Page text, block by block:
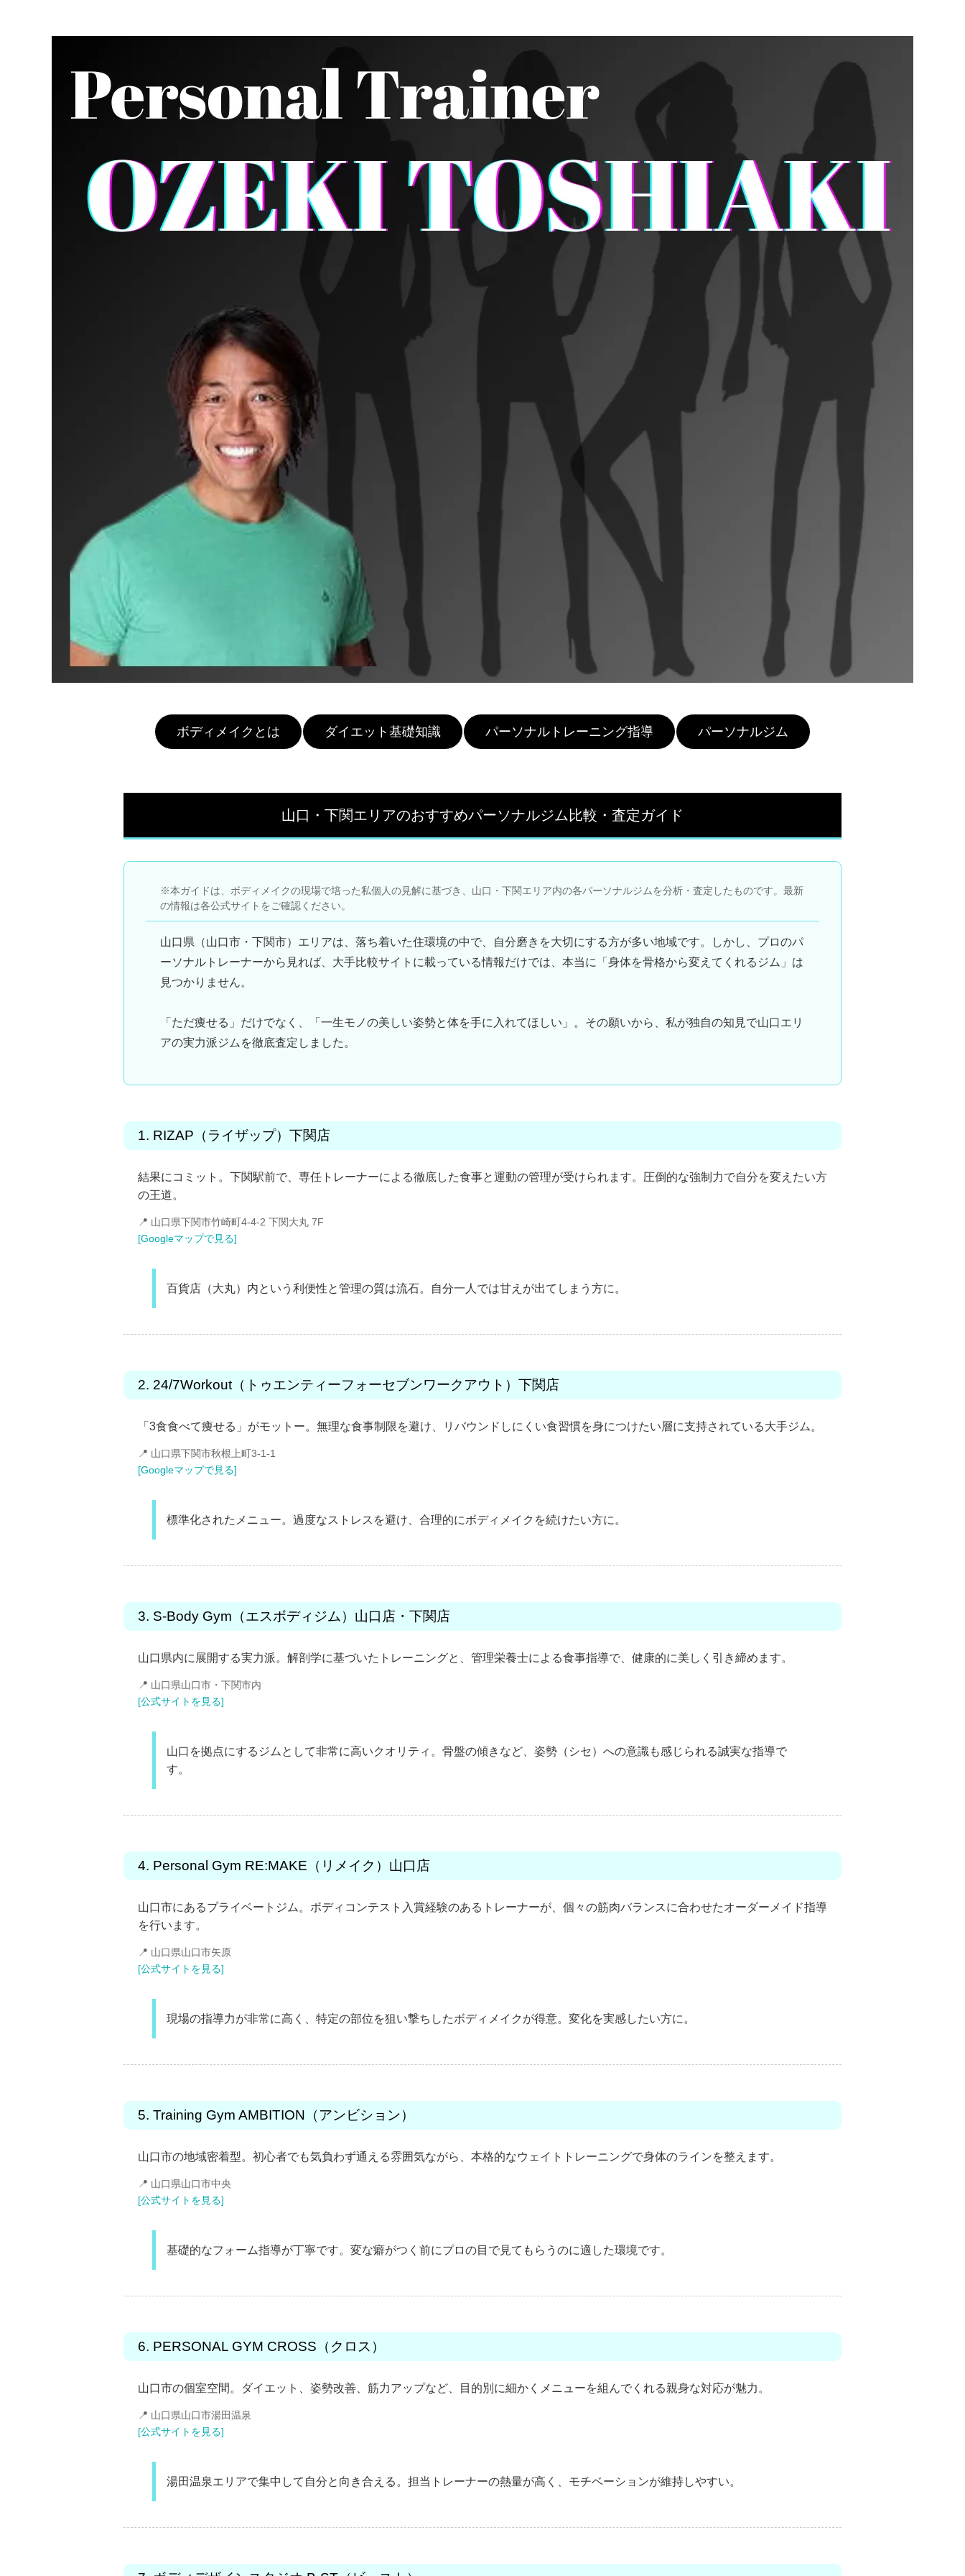
ボディメイクとは ダイエット基礎知識 パーソナルトレーニング指導 パーソナルジム
山口・下関エリアのおすすめパーソナルジム比較・査定ガイド
※本ガイドは、ボディメイクの現場で培った私個人の見解に基づき、山口・下関エリア内の各パーソナルジムを分析・査定したものです。最新
の情報は各公式サイトをご確認ください。
山口県（山口市・下関市）エリアは、落ち着いた住環境の中で、自分磨きを大切にする方が多い地域です。しかし、プロのパ
ーソナルトレーナーから見れば、大手比較サイトに載っている情報だけでは、本当に「身体を骨格から変えてくれるジム」は
見つかりません。
「ただ痩せる」だけでなく、 「一生モノの美しい姿勢と体を手に入れてほしい」
。その願いから、私が独自の知見で山口エリ
アの実力派ジムを徹底査定しました。
1. RIZAP（ライザップ）下関店
結果にコミット。下関駅前で、専任トレーナーによる徹底した食事と運動の管理が受けられます。圧倒的な強制力で自分を変えたい方
の王道。
📍 山口県下関市竹崎町4-4-2 下関大丸 7F
[Googleマップで見る]
百貨店（大丸）内という利便性と管理の質は流石。自分一人では甘えが出てしまう方に。
2. 24/7Workout（トゥエンティーフォーセブンワークアウト）下関店
「3食食べて痩せる」がモットー。無理な食事制限を避け、リバウンドしにくい食習慣を身につけたい層に支持されている大手ジム。
📍 山口県下関市秋根上町3-1-1
[Googleマップで見る]
標準化されたメニュー。過度なストレスを避け、合理的にボディメイクを続けたい方に。
3. S-Body Gym（エスボディジム）山口店・下関店
山口県内に展開する実力派。解剖学に基づいたトレーニングと、管理栄養士による食事指導で、健康的に美しく引き締めます。
📍 山口県山口市・下関市内
[公式サイトを見る]
山口を拠点にするジムとして非常に高いクオリティ。骨盤の傾きなど、姿勢（シセ）への意識も感じられる誠実な指導で
す。
4. Personal Gym RE:MAKE（リメイク）山口店
山口市にあるプライベートジム。ボディコンテスト入賞経験のあるトレーナーが、個々の筋肉バランスに合わせたオーダーメイド指導
を行います。
📍 山口県山口市矢原
[公式サイトを見る]
現場の指導力が非常に高く、特定の部位を狙い撃ちしたボディメイクが得意。変化を実感したい方に。
5. Training Gym AMBITION（アンビション）
山口市の地域密着型。初心者でも気負わず通える雰囲気ながら、本格的なウェイトトレーニングで身体のラインを整えます。
📍 山口県山口市中央
[公式サイトを見る]
基礎的なフォーム指導が丁寧です。変な癖がつく前にプロの目で見てもらうのに適した環境です。
6. PERSONAL GYM CROSS（クロス）
山口市の個室空間。ダイエット、姿勢改善、筋力アップなど、目的別に細かくメニューを組んでくれる親身な対応が魅力。
📍 山口県山口市湯田温泉
[公式サイトを見る]
湯田温泉エリアで集中して自分と向き合える。担当トレーナーの熱量が高く、モチベーションが維持しやすい。